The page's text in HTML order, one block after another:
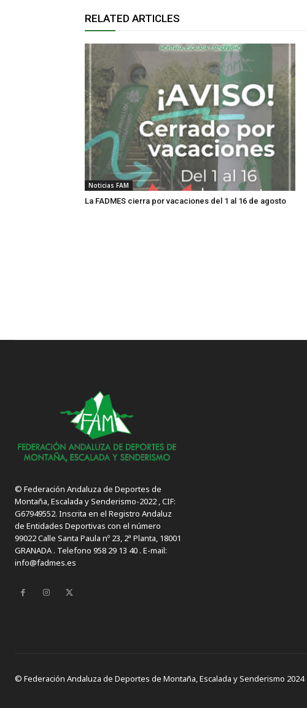
RELATED ARTICLES
Noticias FAM
La FADMES cierra por vacaciones del 1 al 16 de agosto
© Federación Andaluza de Deportes de
Montaña, Escalada y Senderismo-2022 , CIF:
G67949552. Inscrita en el Registro Andaluz
de Entidades Deportivas con el número
99022 Calle Santa Paula nº 23, 2ª Planta, 18001
GRANADA . Telefono 958 29 13 40 . E-mail:
info@fadmes.es
© Federación Andaluza de Deportes de Montaña, Escalada y Senderismo 2024